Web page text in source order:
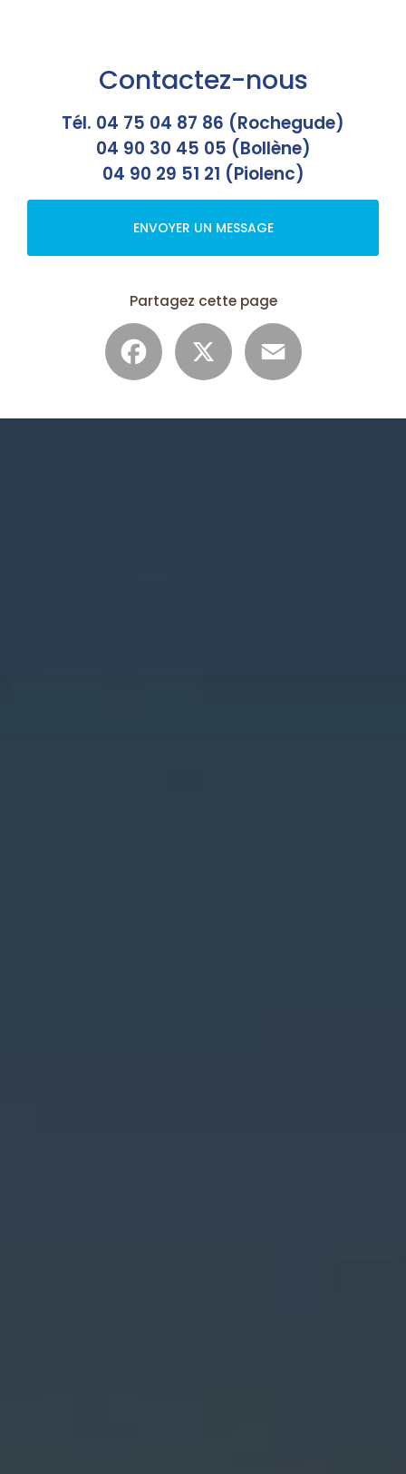
Contactez-nous
Tél. 04 75 04 87 86 (Rochegude)
04 90 30 45 05 (Bollène)
04 90 29 51 21 (Piolenc)
ENVOYER UN MESSAGE
Partagez cette page
Facebook